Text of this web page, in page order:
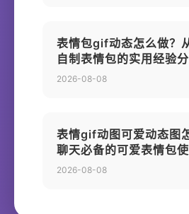
表情包gif动态怎么做？
自制表情包的实用经验
2026-08-08
表情gif动图可爱动态图
聊天必备的可爱表情包
2026-08-08